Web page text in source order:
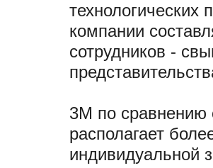
компании
сотрудников -
3M по
располагает
индивидуальной